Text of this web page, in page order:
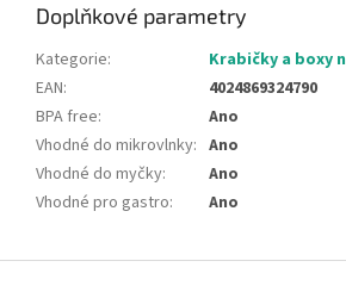
Doplňkové parametry
Kategorie:
Krabičky a boxy
EAN:
4024869324790
BPA free:
Ano
Vhodné do mikrovlnky: Ano
Vhodné do myčky:
Ano
Vhodné pro gastro: Ano